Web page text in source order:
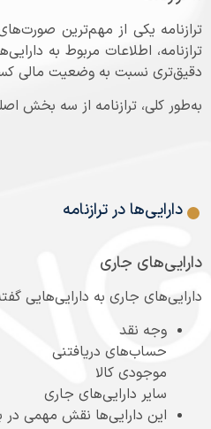
ترازنامه یکی از مهم‌ترین
ترازنامه، اطلاعات مربوط به
دقیق‌تری نسبت به وضعیت مالی
به‌طور کلی، ترازنامه از سه بخش
دارایی‌ها در ترازنامه
دارایی‌های جاری
دارایی‌های جاری به دارایی‌هایی
وجه نقد
حساب‌های دریافتنی
موجودی کالا
سایر دارایی‌های جاری
این دارایی‌ها نقش مهمی در